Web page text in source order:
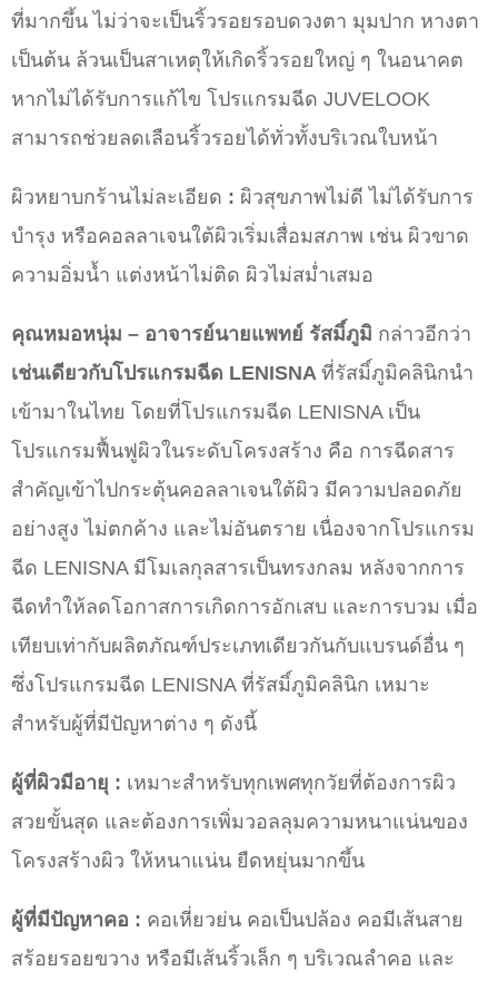
ที่มากขึ้น ไม่ว่าจะเป็นริ้วรอยรอบดวงตา มุมปาก หางตา
เป็นต้น ล้วนเป็นสาเหตุให้เกิดริ้วรอยใหญ่ ๆ ในอนาคต
หากไม่ได้รับการแก้ไข โปรแกรมฉีด JUVELOOK
สามารถช่วยลดเลือนริ้วรอยได้ทั่วทั้งบริเวณใบหน้า
ผิวหยาบกร้านไม่ละเอียด : ผิวสุขภาพไม่ดี ไม่ได้รับการ
บำรุง หรือคอลลาเจนใต้ผิวเริ่มเสื่อมสภาพ เช่น ผิวขาด
ความอิ่มน้ำ แต่งหน้าไม่ติด ผิวไม่สม่ำเสมอ
คุณหมอหนุ่ม – อาจารย์นายแพทย์ รัสมิ์ภูมิ กล่าวอีกว่า
เช่นเดียวกับโปรแกรมฉีด LENISNA ที่รัสมิ์ภูมิคลินิกนำ
เข้ามาในไทย โดยที่โปรแกรมฉีด LENISNA เป็น
โปรแกรมฟื้นฟูผิวในระดับโครงสร้าง คือ การฉีดสาร
สำคัญเข้าไปกระตุ้นคอลลาเจนใต้ผิว มีความปลอดภัย
อย่างสูง ไม่ตกค้าง และไม่อันตราย เนื่องจากโปรแกรม
ฉีด LENISNA มีโมเลกุลสารเป็นทรงกลม หลังจากการ
ฉีดทำให้ลดโอกาสการเกิดการอักเสบ และการบวม เมื่อ
เทียบเท่ากับผลิตภัณฑ์ประเภทเดียวกันกับแบรนด์อื่น ๆ
ซึ่งโปรแกรมฉีด LENISNA ที่รัสมิ์ภูมิคลินิก เหมาะ
สำหรับผู้ที่มีปัญหาต่าง ๆ ดังนี้
ผู้ที่ผิวมีอายุ : เหมาะสำหรับทุกเพศทุกวัยที่ต้องการผิว
สวยขั้นสุด และต้องการเพิ่มวอลลุมความหนาแน่นของ
โครงสร้างผิว ให้หนาแน่น ยืดหยุ่นมากขึ้น
ผู้ที่มีปัญหาคอ : คอเหี่ยวย่น คอเป็นปล้อง คอมีเส้นสาย
สร้อยรอยขวาง หรือมีเส้นริ้วเล็ก ๆ บริเวณลำคอ และ